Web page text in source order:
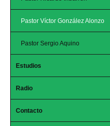
Pastor Víctor González Alonzo
Pastor Sergio Aquino
Estudios
Radio
Contacto